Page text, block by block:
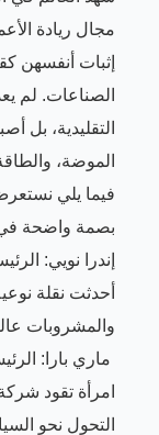
مجال ريادة
إثبات أنفسهن
الصناعات. لم
التقليدية، بل
الموضة،
بصمة واضحة في
إندرا نويي:
أحدثت نقلة
والمشروبات
ماري بارا:
امرأة تقود
التحول نحو